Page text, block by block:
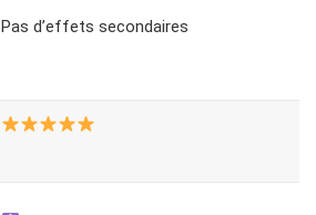
Pas d’effets secondaires